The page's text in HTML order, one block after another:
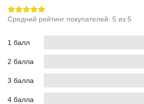
Средний рейтинг покупателей: 5 из 5
1 балл
2 балла
3 балла
4 балла